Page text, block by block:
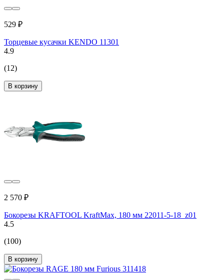
529 ₽
Торцевые кусачки KENDO 11301
4.9
(12)
В корзину
2 570 ₽
Бокорезы KRAFTOOL KraftMax, 180 мм 22011-5-18_z01
4.5
(100)
В корзину